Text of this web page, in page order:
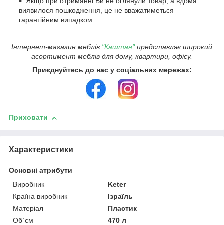
виявилося пошкодження, це не вважатиметься
гарантійним випадком.
Інтернет-магазин меблів "Каштан"представляє широкий
асортимент меблів для дому, квартири, офісу.
Приєднуйтесь до нас у соціальних мережах:
Приховати
Характеристики
Основні атрибути
Виробник
Keter
Країна виробник
Ізраїль
Матеріал
Пластик
Об`єм
470 л